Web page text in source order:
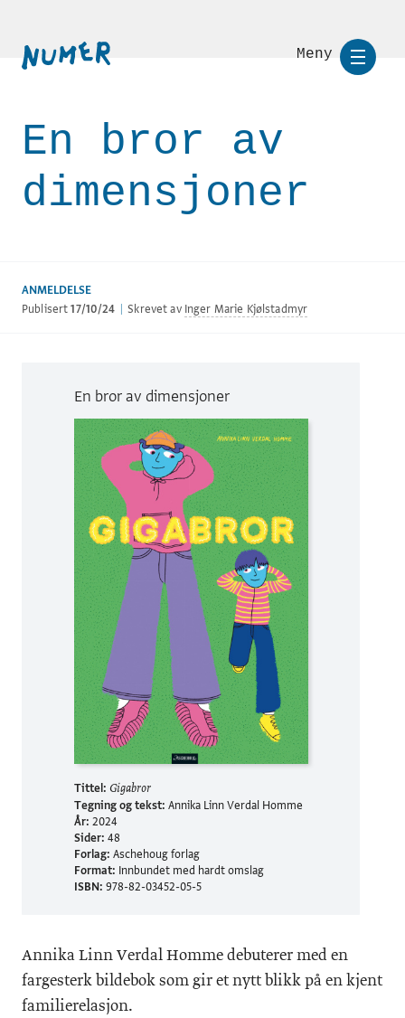
Meny
En bror av
dimensjoner
ANMELDELSE
Publisert17/10/24 Skrevet av Inger Marie Kjølstadmyr
En bror av dimensjoner
Tittel: Gigabror
Tegning og tekst: Annika Linn Verdal Homme
År: 2024
Sider: 48
Forlag: Aschehoug forlag
Format: Innbundet med hardt omslag
ISBN: 978-82-03452-05-5
Annika Linn Verdal Homme debuterer med en
fargesterk bildebok som gir et nytt blikk på en kjent
familierelasjon.